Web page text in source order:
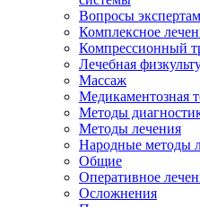
Вопросы экспертам
Комплексное
Компрессионный
Лечебная
Массаж
Медикаментозная
Методы
Методы лечения
Народные методы
Общие
Оперативное
Осложнения